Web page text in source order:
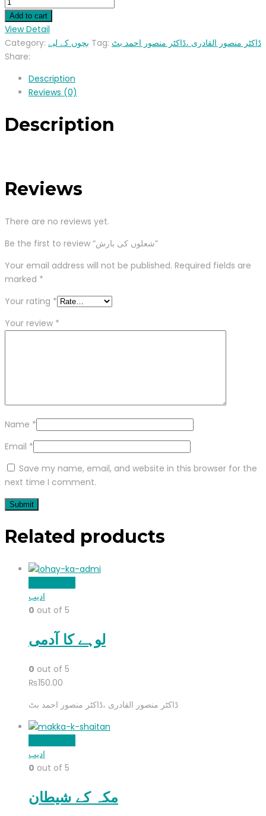
Add to cart
View Detail
Category: بچوں کے لیے Tag: ڈاکٹر منصور القادری ،ڈاکٹر منصور احمد بٹ
Share:
Description
Reviews (0)
Description
Reviews
There are no reviews yet.
Be the first to review “شعلوں کی بارش”
Your email address will not be published. Required fields are
marked *
Your rating *
Your review *
Name *
Email *
Save my name, email, and website in this browser for the
next time I comment.
Related products
ادیب
0 out of 5
لوہے کا آدمی
0 out of 5
₨150.00
ڈاکٹر منصور القادری ،ڈاکٹر منصور احمد بٹ
ادیب
0 out of 5
مکہ کے شیطان